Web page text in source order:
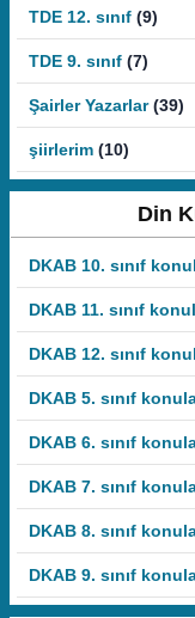
TDE 12. sınıf (9)
TDE 9. sınıf (7)
Şairler Yazarlar (39)
şiirlerim (10)
Din
DKAB 10. sınıf
DKAB 11. sınıf
DKAB 12. sınıf
DKAB 5. sınıf
DKAB 6. sınıf
DKAB 7. sınıf
DKAB 8. sınıf
DKAB 9. sınıf